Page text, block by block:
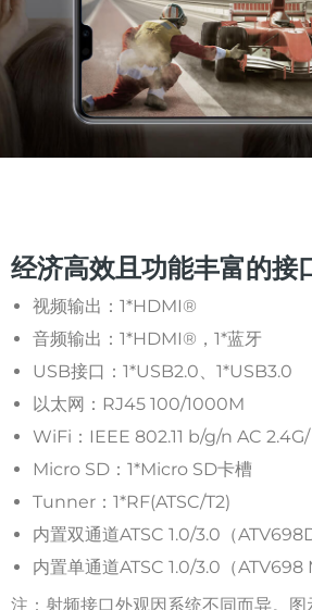
经济高效且功能丰富的接
视频输出：1*HDMI®
音频输出：1*HDMI®，1*蓝牙
USB接口：1*USB2.0、1*USB3.0
以太网：RJ45 100/1000M
WiFi：IEEE 802.11 b/g/n AC 2.4G/
Micro SD：1*Micro SD卡槽
Tunner：1*RF(ATSC/T2)
内置双通道ATSC 1.0/3.0（
内置单通道ATSC 1.0/3.0（ATV698
注：射频接口外观因系统不同而异。图